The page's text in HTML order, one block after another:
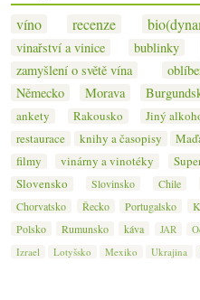
víno recenze
vinařství a vinice
bublinky
zamyšlení o světě vína
Německo
Morava
ankety
Rakousko Jiný
restaurace
knihy a časopisy
filmy
vinárny a vinotéky
Slovensko
Slovinsko Chile
Chorvatsko
Řecko Portugalsko
Polsko
Rumunsko káva JAR
Izrael
Lotyšsko Mexiko Ukrajina